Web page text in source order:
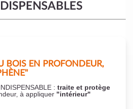
BOIS EN PROFONDEUR,
: traite et protège
à appliquer "intérieur"